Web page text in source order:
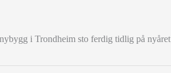
i Trondheim sto ferdig tidlig på